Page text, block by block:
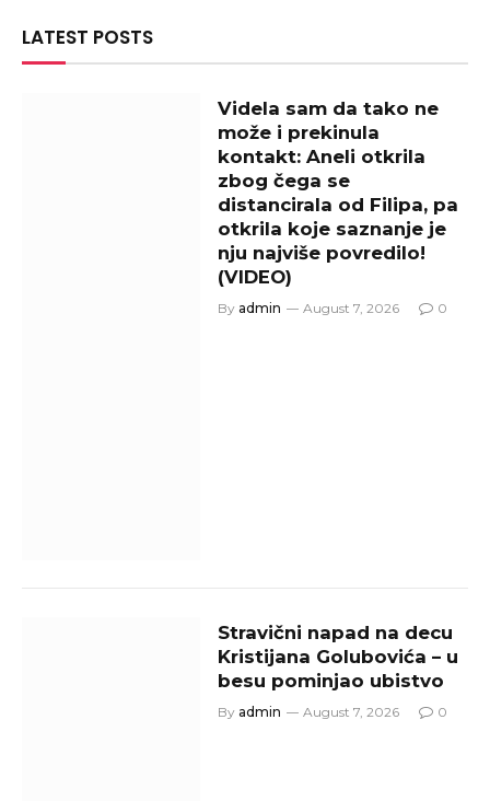
LATEST POSTS
Videla sam da tako ne
može i prekinula
kontakt: Aneli otkrila
zbog čega se
distancirala od Filipa, pa
otkrila koje saznanje je
nju najviše povredilo!
(VIDEO)
By admin August 7, 2026 0
Stravični napad na decu
Kristijana Golubovića – u
besu pominjao ubistvo
By admin August 7, 2026 0